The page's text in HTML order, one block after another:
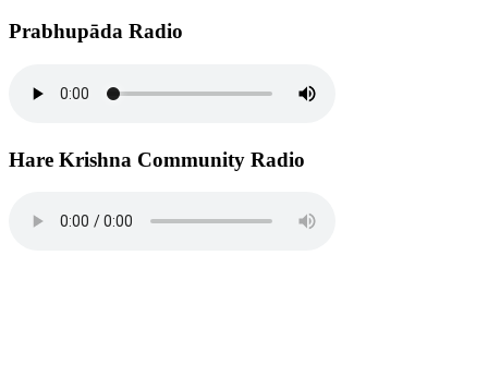
Prabhupāda Radio
Hare Krishna Community Radio